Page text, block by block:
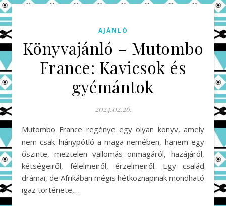
AJÁNLÓ
Könyvajánló – Mutombo
France: Kavicsok és
gyémántok
2024.02.26.
Mutombo France regénye egy olyan könyv, amely
nem csak hiánypótló a maga nemében, hanem egy
őszinte, meztelen vallomás önmagáról, hazájáról,
kétségeiről, félelmeiről, érzelmeiről. Egy család
drámai, de Afrikában mégis hétköznapinak mondható
igaz története,…